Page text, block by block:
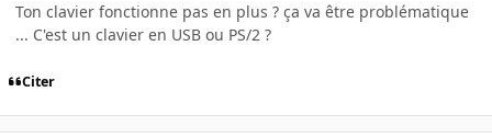
Ton clavier fonctionne pas en plus ? ça va être problématique
... C'est un clavier en USB ou PS/2 ?
Citer